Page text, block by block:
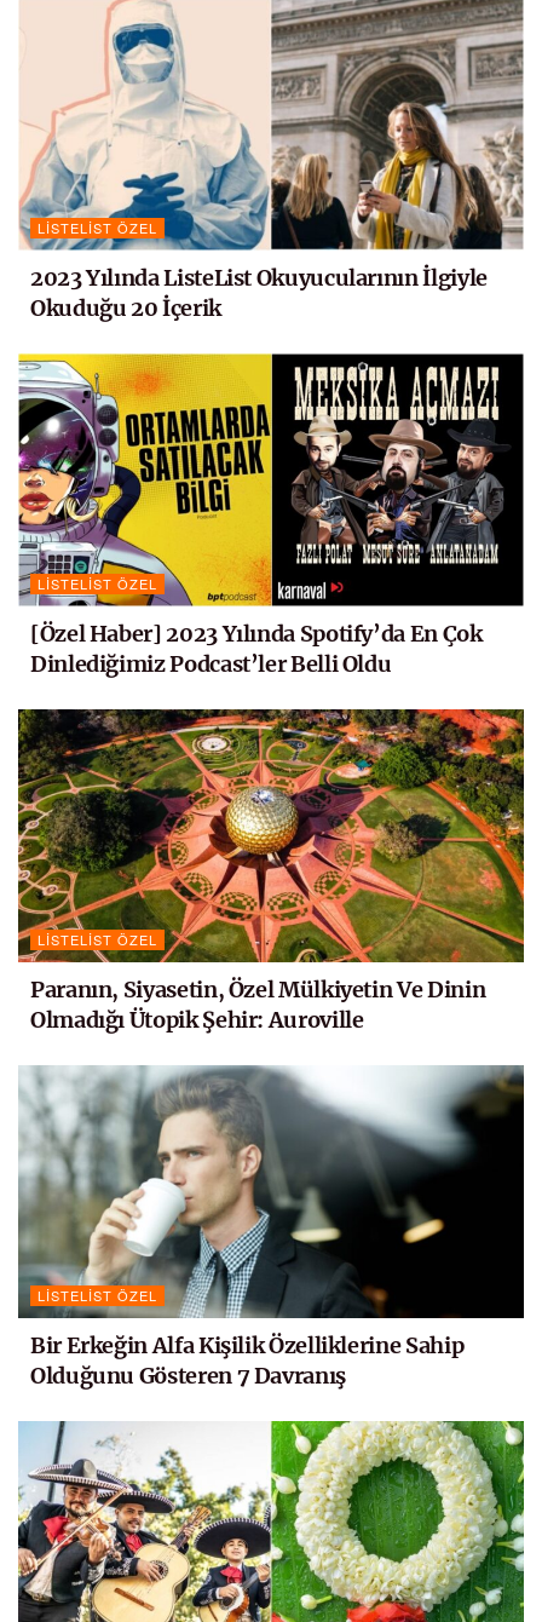
LISTELIST ÖZEL
2023 Yılında ListeList Okuyucularının İlgiyle
Okuduğu 20 İçerik
LISTELIST ÖZEL
[Özel Haber] 2023 Yılında Spotify’da En Çok
Dinlediğimiz Podcast’ler Belli Oldu
LISTELIST ÖZEL
Paranın, Siyasetin, Özel Mülkiyetin Ve Dinin
Olmadığı Ütopik Şehir: Auroville
LISTELIST ÖZEL
Bir Erkeğin Alfa Kişilik Özelliklerine Sahip
Olduğunu Gösteren 7 Davranış